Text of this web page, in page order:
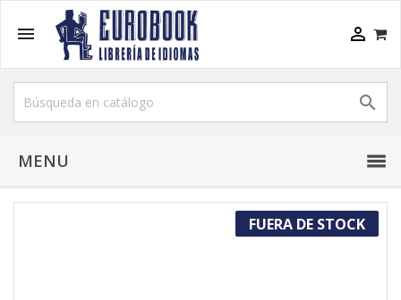
 

MENU
FUERA DE STOCK